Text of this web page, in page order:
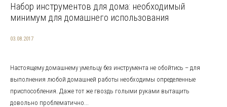
Набор инструментов для дома: необходимый
минимум для домашнего использования
03.08.2017
Настоящему домашнему умельцу без инструмента не обойтись – для
выполнения любой домашней работы необходимы определенные
приспособления. Даже тот же гвоздь голыми руками вытащить
довольно проблематично...